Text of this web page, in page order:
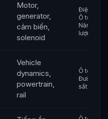
Motor,
generator,
cảm biến,
solenoid
Điện tử,
Ô tô,
Năng
lượng
Vehicle
dynamics,
powertrain,
rail
Ô tô,
Đường
sắt